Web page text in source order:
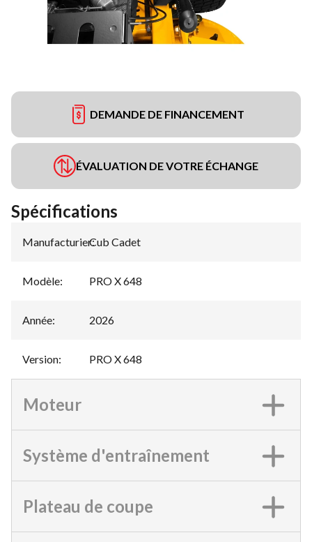
DEMANDE DE FINANCEMENT
ÉVALUATION DE VOTRE ÉCHANGE
Spécifications
Manufacturier:
Cub Cadet
Modèle: PRO X 648
Année: 2026
Version: PRO X 648
Moteur
Système d'entraînement
Plateau de coupe